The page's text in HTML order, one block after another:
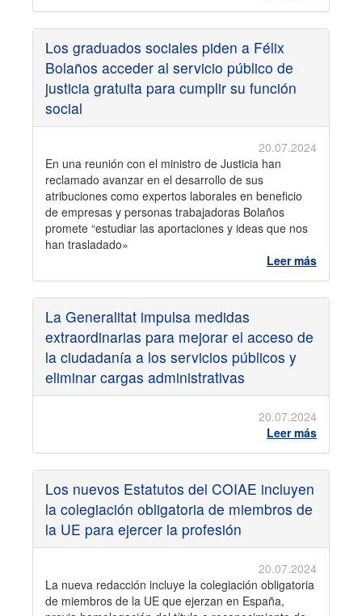
Los graduados sociales piden a Félix
Bolaños acceder al servicio público de
justicia gratuita para cumplir su función
social
20.07.2024
En una reunión con el ministro de Justicia han
reclamado avanzar en el desarrollo de sus
atribuciones como expertos laborales en beneficio
de empresas y personas trabajadoras Bolaños
promete “estudiar las aportaciones y ideas que nos
han trasladado»
Leer más
La Generalitat impulsa medidas
extraordinarias para mejorar el acceso de
la ciudadanía a los servicios públicos y
eliminar cargas administrativas
20.07.2024
Leer más
Los nuevos Estatutos del COIAE incluyen
la colegiación obligatoria de miembros de
la UE para ejercer la profesión
20.07.2024
La nueva redacción incluye la colegiación obligatoria
de miembros de la UE que ejerzan en España,